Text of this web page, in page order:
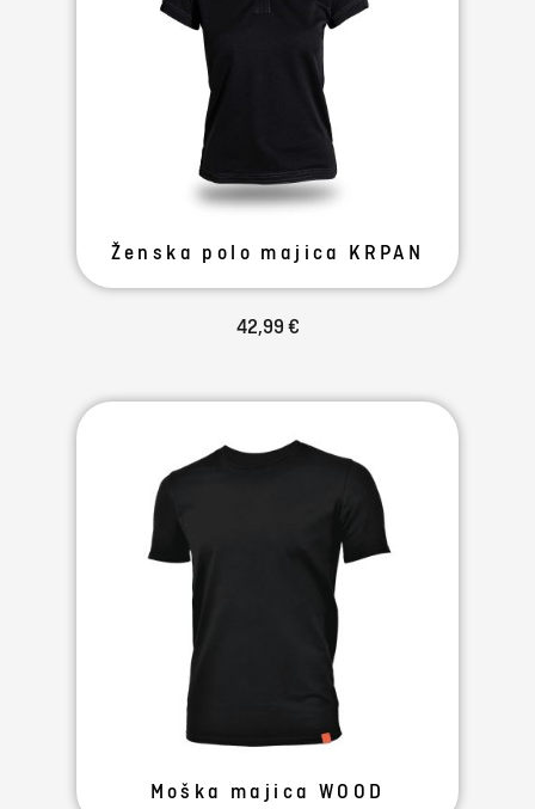
Ženska polo majica KRPAN
42,99 €
Moška majica WOOD